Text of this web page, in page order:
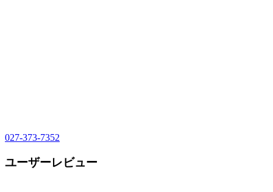
027-373-7352
ユーザーレビュー